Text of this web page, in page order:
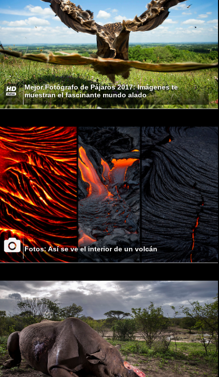
Mejor Fotógrafo de Pájaros 2017: Imágenes te
muestran el fascinante mundo alado
Fotos: Así se ve el interior de un volcán